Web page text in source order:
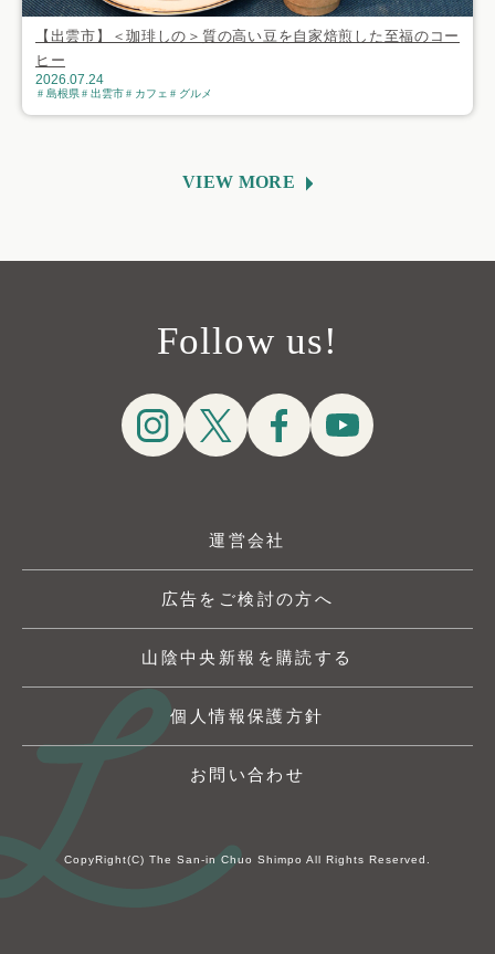
【出雲市】＜珈琲しの＞質の高い豆を自家焙煎した至福のコー
ヒー
2026.07.24
島根県 出雲市 カフェ グルメ
VIEW MORE
Follow us!
運営会社
広告をご検討の方へ
山陰中央新報を購読する
個人情報保護方針
お問い合わせ
CopyRight(C) The San-in Chuo Shimpo All Rights Reserved.